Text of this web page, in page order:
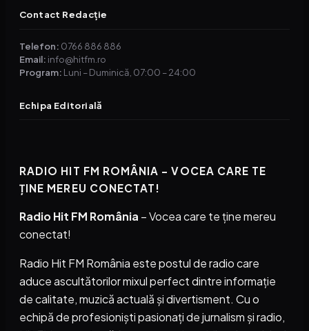
Contact Redacție
Telefon: 0766 886 886
Email: info@hitfm.ro
Program: Luni – Duminică, 07:00 – 24:00
Echipa Editorială
RADIO HIT FM ROMÂNIA – VOCEA CARE TE
ȚINE MEREU CONECTAT!
Radio Hit FM România – Vocea care te ține mereu
conectat!
Radio Hit FM România este postul de radio care
aduce ascultătorilor mixul perfect dintre informație
de calitate, muzică actuală și divertisment. Cu o
echipă de profesioniști pasionați de jurnalism și radio,